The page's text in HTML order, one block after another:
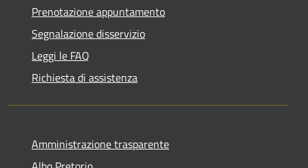
Prenotazione appuntamento
Segnalazione disservizio
Leggi le FAQ
Richiesta di assistenza
Amministrazione trasparente